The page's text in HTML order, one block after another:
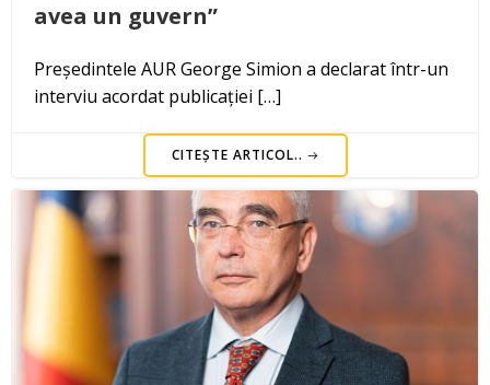
avea un guvern”
Președintele AUR George Simion a declarat într-un
interviu acordat publicației […]
CITEȘTE ARTICOL..